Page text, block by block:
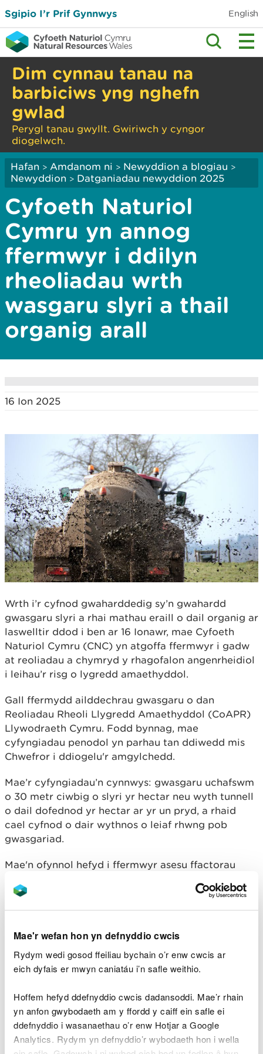
Mae'r wefan hon yn defnyddio cwcis
Rydym wedi gosod ffeiliau bychain o’r enw cwcis ar
eich dyfais er mwyn caniatáu i’n safle weithio.
Hoffem hefyd ddefnyddio cwcis dadansoddi. Mae’r rhain
yn anfon gwybodaeth am y ffordd y caiff ein safle ei
ddefnyddio i wasanaethau o’r enw Hotjar a Google
Analytics. Rydym yn defnyddio’r wybodaeth hon i wella
Sgipio I’r Prif Gynnwys English
Dim cynnau tanau na
barbiciws yng nghefn
gwlad
Perygl tanau gwyllt. Gwiriwch y cyngor
diogelwch.
Hafan > Amdanom ni > Newyddion a blogiau >
Newyddion > Datganiadau newyddion 2025
Cyfoeth Naturiol
Cymru yn annog
ffermwyr i ddilyn
rheoliadau wrth
wasgaru slyri a thail
organig arall
16 Ion 2025
Wrth i’r cyfnod gwaharddedig sy’n gwahardd
gwasgaru slyri a rhai mathau eraill o dail organig ar
laswelltir ddod i ben ar 16 Ionawr, mae Cyfoeth
Naturiol Cymru (CNC) yn atgoffa ffermwyr i gadw
at reoliadau a chymryd y rhagofalon angenrheidiol
i leihau’r risg o lygredd amaethyddol.
Gall ffermydd ailddechrau gwasgaru o dan
Reoliadau Rheoli Llygredd Amaethyddol (CoAPR)
Llywodraeth Cymru. Fodd bynnag, mae
cyfyngiadau penodol yn parhau tan ddiwedd mis
Chwefror i ddiogelu'r amgylchedd.
Mae’r cyfyngiadau’n cynnwys: gwasgaru uchafswm
o 30 metr ciwbig o slyri yr hectar neu wyth tunnell
o dail dofednod yr hectar ar yr un pryd, a rhaid
cael cyfnod o dair wythnos o leiaf rhwng pob
gwasgariad.
Mae'n ofynnol hefyd i ffermwyr asesu ffactorau
chyflwr y pridd; agosrwydd at ddyfrffyrdd, llethrau
Mae angen iddynt gynllunio a chofnodi pob
eu Cynllun Rheoli Nitrogen, yn ogystal â
chydymffurfio â therfynau nitrogen. Gwaherddir
wedi'i orchuddio ag eira neu wedi'i rewi, a phridd
sydd wedi'i rewi am fwy na 12 awr yn y 24 awr
flaenorol.